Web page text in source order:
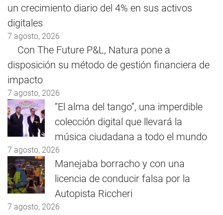
un crecimiento diario del 4% en sus activos
digitales
7 agosto, 2026
Con The Future P&L, Natura pone a
disposición su método de gestión financiera de
impacto
7 agosto, 2026
“El alma del tango”, una imperdible
colección digital que llevará la
música ciudadana a todo el mundo
7 agosto, 2026
Manejaba borracho y con una
licencia de conducir falsa por la
Autopista Riccheri
7 agosto, 2026